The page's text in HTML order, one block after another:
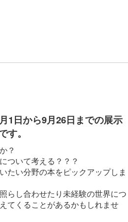
1日から9月26日までの展示
す。
？
いて考える？？？
たい分野の本をピックアップしま
らし合わせたり未経験の世界につ
てくることがあるかもしれませ